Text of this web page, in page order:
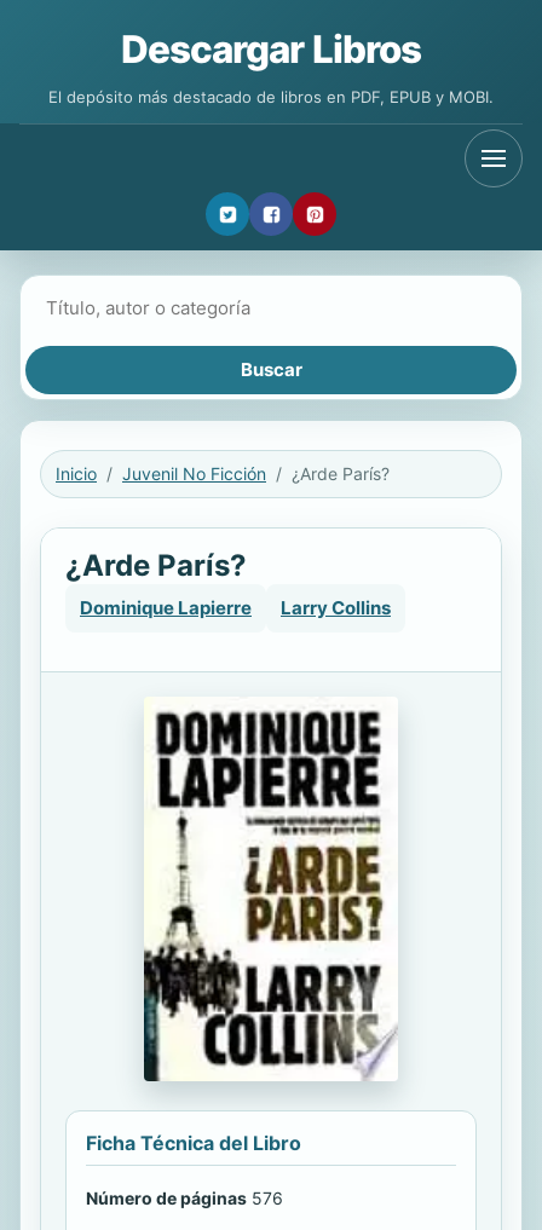
Descargar Libros
El depósito más destacado de libros en PDF, EPUB y MOBI.
Inicio Juvenil No Ficción ¿Arde París?
¿Arde París?
Dominique Lapierre Larry Collins
Ficha Técnica del Libro
Número de páginas 576